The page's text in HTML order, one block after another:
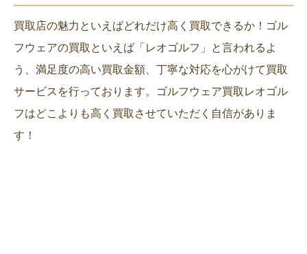
買取店の魅力といえばどれだけ高く買取できるか！ゴル
フウェアの買取といえば「レオゴルフ」と言われるよ
う、満足度の高い買取金額、丁寧な対応を心がけて買取
サービスを行っております。ゴルフウェア買取レオゴル
フはどこよりも高く買取させていただく自信がありま
す！